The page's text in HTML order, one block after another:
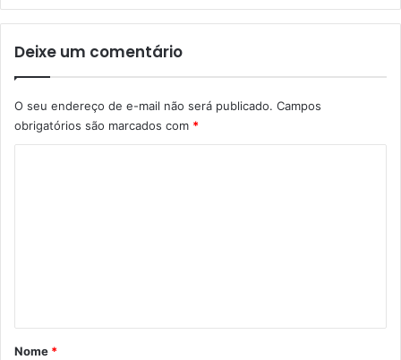
i
a
ú
d
R
e
Deixe um comentário
O seu endereço de e-mail não será publicado. Campos
obrigatórios são marcados com *
r
Nome *